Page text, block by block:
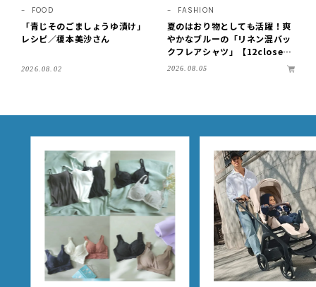
FOOD
「青じそのごましょうゆ漬け」
レシピ／榎本美沙さん
2026.08.02
FASHION
夏のはおり物としても活躍！爽
やかなブルーの「リネン混バッ
クフレアシャツ」【12close
t】
2026.08.05